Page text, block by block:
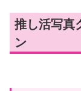
推し活写真
ン